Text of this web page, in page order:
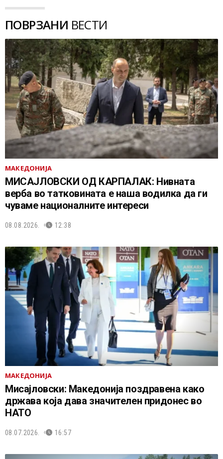
ПОВРЗАНИ ВЕСТИ
МАКЕДОНИЈА
МИСАЈЛОВСКИ ОД КАРПАЛАК: Нивната
верба во татковината е наша водилка да ги
чуваме националните интереси
08.08.2026. 12:38
МАКЕДОНИЈА
Мисајловски: Македонија поздравена како
држава која дава значителен придонес во
НАТО
08.07.2026. 16:57